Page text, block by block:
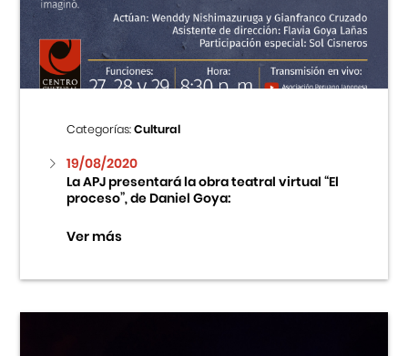
Centro Cultural Peruano Japonés
Cursos
Museo de la Inmigración Japonesa
Fondo Editorial
Teatro Peruano Japonés
Categorías:Cultural
19/08/2020
La APJ presentará la obra teatral virtual “El
proceso”, de Daniel Goya:
Ver más